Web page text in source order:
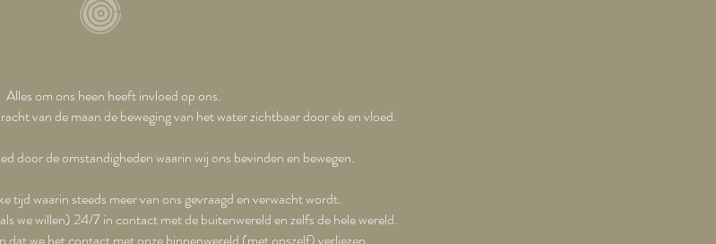
Alles om ons heen heeft invloed op ons.
van de maan de beweging van het water zichtbaar door eb en vloed.
door de omstandigheden waarin wij ons bevinden en bewegen.
tijd waarin steeds meer van ons gevraagd en verwacht wordt.
we willen) 24/7 in contact met de buitenwereld en zelfs de hele wereld.